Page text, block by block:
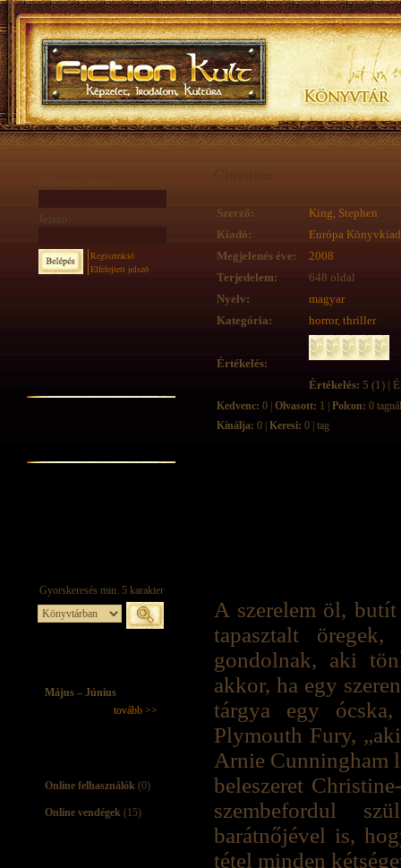
Jelszó:
Regisztráció
Elfelejtett jelszó
Május – Június
tovább >>
Online felhasználók (0)
Online vendégek (15)
Christine
Szerző:
King, Stephen
Kiadó:
Európa
Megjelenés éve:
2008
Terjedelem:
648 oldal
Nyelv:
magyar
Kategória:
horror, thriller
Értékelés:
Értékelés: 5 (1) |
Kedvenc: 0 | Olvasott: 1 | Polcon: 0 tagnál
Kínálja: 0 | Keresi: 0 | tag
A szerelem öl,
tapasztalt
gondolnak, aki
akkor, ha egy
tárgya egy ócska,
Plymouth Fury,
Arnie Cunningham
beleszeret
szembefordul
barátnőjével is,
tétel minden